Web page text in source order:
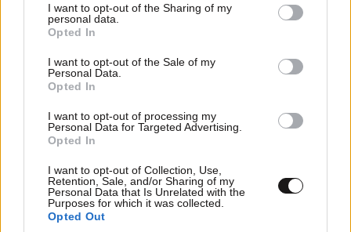
not limited to your visit or usage behaviour. You may click to
grant or deny consent to Google and its third-party tags to
use your data for below specified purposes in below Google
consent section.
I want to opt-out of the Sharing of my
personal data.
Opted In
I want to opt-out of the Sale of my
Personal Data.
Opted In
I want to opt-out of processing my
Personal Data for Targeted Advertising.
Opted In
I want to opt-out of Collection, Use,
Retention, Sale, and/or Sharing of my
Personal Data that Is Unrelated with the
Purposes for which it was collected.
Opted Out
Μυστήριο με τον θάνατο 24χρονου που
του NFL – Βρέθηκε νεκρός σε πίσινα